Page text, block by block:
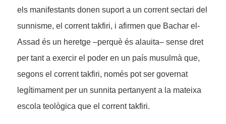
els manifestants donen suport a un corrent sectari del
sunnisme, el corrent takfiri, i afirmen que Bachar el-
Assad és un heretge –perquè és alauita– sense dret
per tant a exercir el poder en un país musulmà que,
segons el corrent takfiri, només pot ser governat
legítimament per un sunnita pertanyent a la mateixa
escola teològica que el corrent takfiri.